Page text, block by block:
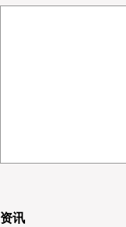
资讯